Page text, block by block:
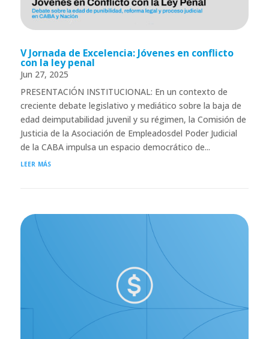
V Jornada de Excelencia: Jóvenes en conflicto
con la ley penal
Jun 27, 2025
PRESENTACIÓN INSTITUCIONAL: En un contexto de
creciente debate legislativo y mediático sobre la baja de
edad deimputabilidad juvenil y su régimen, la Comisión de
Justicia de la Asociación de Empleadosdel Poder Judicial
de la CABA impulsa un espacio democrático de...
leer más